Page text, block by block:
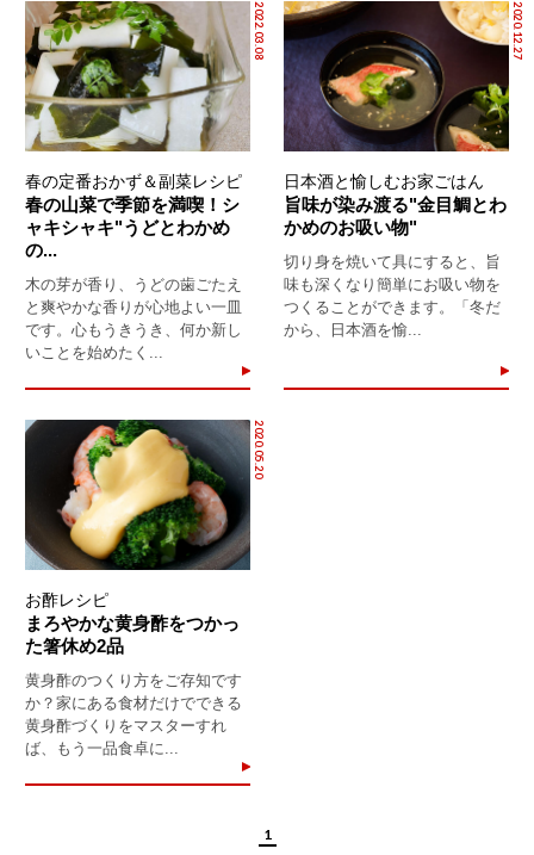
2022.03.08
春の定番おかず＆副菜レシピ
春の山菜で季節を満喫！シ
ャキシャキ"うどとわかめ
の...
木の芽が香り、うどの歯ごたえ
と爽やかな香りが心地よい一皿
です。心もうきうき、何か新し
いことを始めたく...
2020.12.27
日本酒と愉しむお家ごはん
旨味が染み渡る"金目鯛とわ
かめのお吸い物"
切り身を焼いて具にすると、旨
味も深くなり簡単にお吸い物を
つくることができます。「冬だ
から、日本酒を愉...
2020.05.20
お酢レシピ
まろやかな黄身酢をつかっ
た箸休め2品
黄身酢のつくり方をご存知です
か？家にある食材だけでできる
黄身酢づくりをマスターすれ
ば、もう一品食卓に...
1